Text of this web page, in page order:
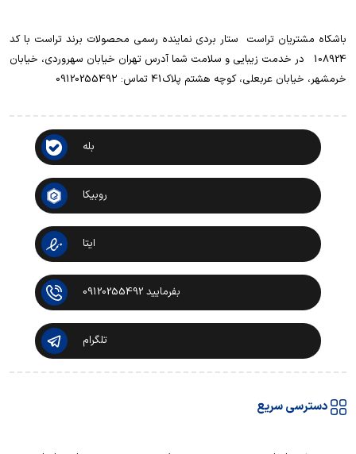
باشکاه مشتریان تراست ‌ ‌ستار بردی نماینده رسمی محصولات برند تراست با کد
108924 ‌ ‌ در خدمت زیبایی و سلامت شما آدرس تهران خیابان سهروردی، خیابان
خرمشهر، خیابان عربعلی، کوچه هشتم پلاک41 تماس: 0912025549۲
بله
روبیکا
ایتا
بفرمایید 09120255492
تلگرام
دسترسی سریع